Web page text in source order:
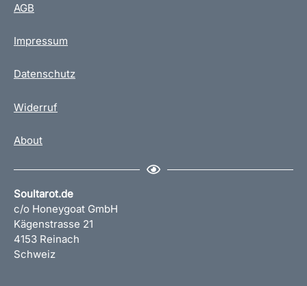
AGB
Impressum
Datenschutz
Widerruf
About
Soultarot.de
c/o Honeygoat GmbH
Kägenstrasse 21
4153 Reinach
Schweiz